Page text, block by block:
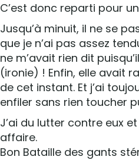
C’est donc reparti pour
Jusqu’à minuit, il ne se
que je n’ai pas assez
ne m’avait rien dit
(ironie) ! Enfin, elle avait
de cet instant. Et j’ai
enfiler sans rien toucher
J’ai du lutter contre eux
affaire.
Bon Bataille des gants